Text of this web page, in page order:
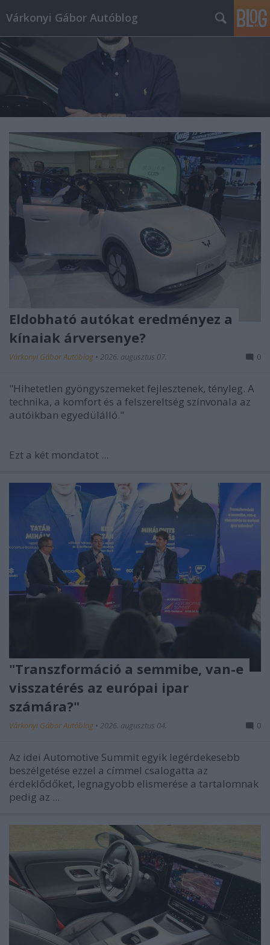
Várkonyi Gábor Autóblog
Eldobható autókat eredményez a
kínaiak árversenye?
Várkonyi Gábor Autóblog • 2026. augusztus 07. 0
"Hihetetlen gyöngyszemeket fejlesztenek, tényleg. A
technika, a komfort és a felszereltség színvonala az
autóikban egyedülálló."
Ezt a két mondatot ...
"Transzformáció a semmibe, van-e
visszatérés az európai ipar
számára?"
Várkonyi Gábor Autóblog • 2026. augusztus 04. 0
Az idei Automotive Summit egyik legérdekesebb
beszélgetése ezzel a címmel csalogatta az
érdeklődőket, legnagyobb elismerése a tartalomnak
pedig az ...